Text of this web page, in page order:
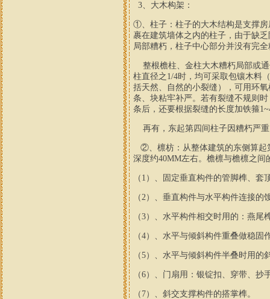
3、大木构架：
①、柱子：柱子的大木结构是支撑
裹在建筑墙体之内的柱子，由于缺
局部糟朽，柱子中心部分并没有完
整根檐柱、金柱大木糟朽局部或
柱直径之 1/4时， 均可采取包镶木料
括天然、自然的小裂缝），可用环
条、块粘牢补严。 若有裂缝不规则 时
条后，还要根据裂缝的长度加铁箍
再有， 东起第四间柱子因糟朽严
②、檩枋： 从整体建筑的东侧算起
深度约40MM左右。檐檩与檐檩之间
（ 1 ）、固定垂直构件的管脚榫、套
（2）、垂直构件与水平构件连接的
（3）、水平构件相交时用的：燕尾
（4）、水平与倾斜构件重叠做稳固
（5）、水平与倾斜构件半叠时用的
（6）、门扇用：银锭扣、穿带、抄
（ 7）、斜交支撑构件的搭掌榫。